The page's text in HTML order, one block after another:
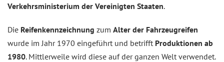
Verkehrsministerium der Vereinigten Staaten.
Die Reifenkennzeichnung zum Alter der Fahrzeugreifen
wurde im Jahr 1970 eingeführt und betrifft Produktionen ab
1980. Mittlerweile wird diese auf der ganzen Welt verwendet.